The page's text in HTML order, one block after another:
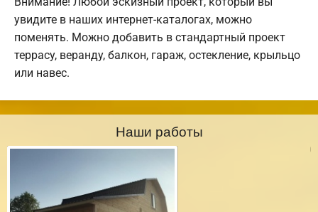
увидите в наших интернет-каталогах, можно
поменять. Можно добавить в стандартный проект
террасу, веранду, балкон, гараж, остекление, крыльцо
или навес.
Наши работы